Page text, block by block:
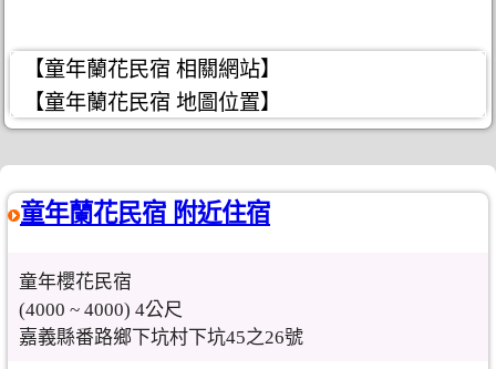
【童年蘭花民宿 相關網站】
【童年蘭花民宿 地圖位置】
童年蘭花民宿 附近住宿
童年櫻花民宿
(4000 ~ 4000) 4公尺
嘉義縣番路鄉下坑村下坑45之26號